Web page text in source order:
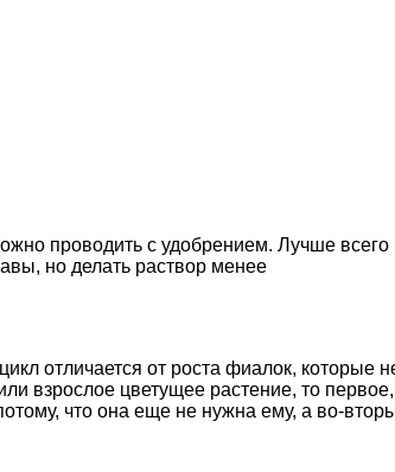
проводить с удобрением. Лучше всего
но делать раствор менее
отличается от роста фиалок, которые
взрослое цветущее растение, то первое,
что она еще не нужна ему, а во-